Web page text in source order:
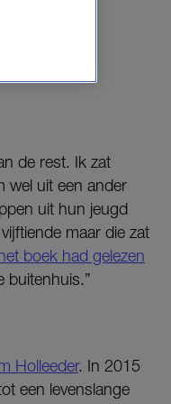
een
moeder.
de rest. Ik zat
wel uit een ander
uit hun jeugd
maar die zat
boek had gelezen
buitenhuis.”
Holleeder. In 2015
een levenslange